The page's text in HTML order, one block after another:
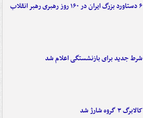
۶ دستاورد بزرگ ایران در ۱۶۰ روز رهبری رهبر انقلاب
شرط جدید برای بازنشستگی اعلام شد
کالابرگ ۳ گروه شارژ شد